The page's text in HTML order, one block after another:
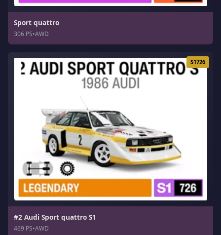
Sport quattro
306 PS•AWD
S1726
#2 Audi Sport quattro S1
469 PS•AWD